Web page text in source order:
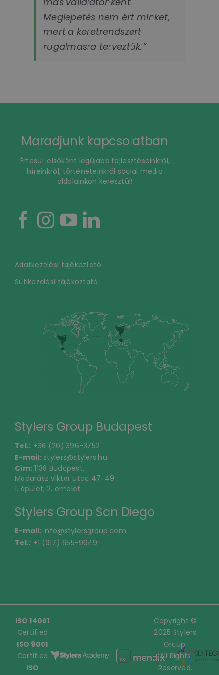
Meglepetés nem ért minket,
mert a keretrendszert
rugalmasra terveztük.”
Maradjunk kapcsolatban
Értesülj elsőként legújabb fejlesztéseinkről,
híreinkről, történeteinkről social media
oldalainkon keresztül!
Adatkezelési tájékoztató
Sütikezelési tájékoztató
Stylers Group Budapest
Tel.: +36 (20) 396-3752
E-mail: stylers@stylers.hu
Cím: 1138 Budapest,
Madarász Viktor utca 47-49.
1. épület, 2. emelet
Stylers Group San Diego
E-mail: info@stylersgroup.com
Tel.: +1 (917) 655-9949
ISO 14001
Certified
ISO 9001
Certified
ISO
Copyright ©
2025 Stylers
Group.
All Rights
Reserved.